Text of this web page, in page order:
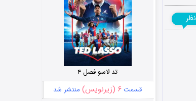
نظر
تد لاسو فصل ۴
قسمت ۶ (زیرنویس) منتشر شد